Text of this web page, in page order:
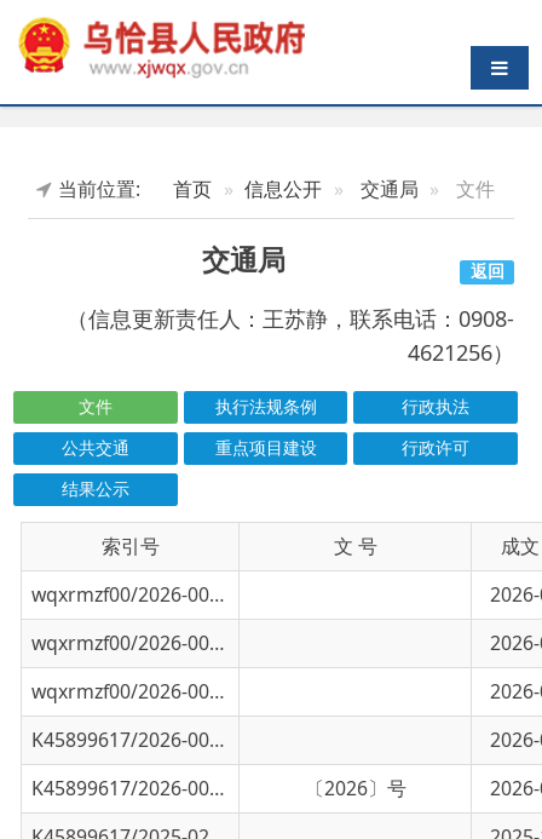
导航切换
交通局
（信息更新责任人：王苏静，联系电话：0908-
4621256）
行政执法
公共交通 重点项目建设 行政许可
结果公示
索引号
wqxrmzf00/2026-00884
乌恰县交通运输局2026年度涉企执法检查
2026-03-19
wqxrmzf00/2026-00883
乌恰县交通运输局2025年度法治政府建设
2026-03-19
K45899617/2026-00509 乌恰县交通运输局“谁执法谁普法”责任制
2026-03-19
K45899617/2026-00508 乌恰县交通运输局主要负责人述法报告
2026-03-15
K45899617/2025-02825 农村公路条例
2025-10-16
K45899617/2025-02824
乌恰县交通运输局2025年第三季度行政处
2025-10-16
K45899617/2025-02823 乌恰县交通运输局2025年第三季度其他对
2025-10-16